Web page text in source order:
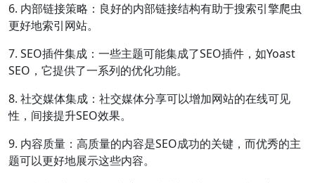
6. 内部链接策略：良好的内部链接结构有助于搜索引擎爬虫
更好地索引网站。
7. SEO插件集成：一些主题可能集成了SEO插件，如Yoast
SEO，它提供了一系列的优化功能。
8. 社交媒体集成：社交媒体分享可以增加网站的在线可见
性，间接提升SEO效果。
9. 内容质量：高质量的内容是SEO成功的关键，而优秀的主
题可以更好地展示这些内容。